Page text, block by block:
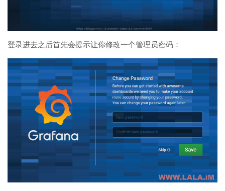
登录进去之后首先会提示让你修改一个管理员密码：